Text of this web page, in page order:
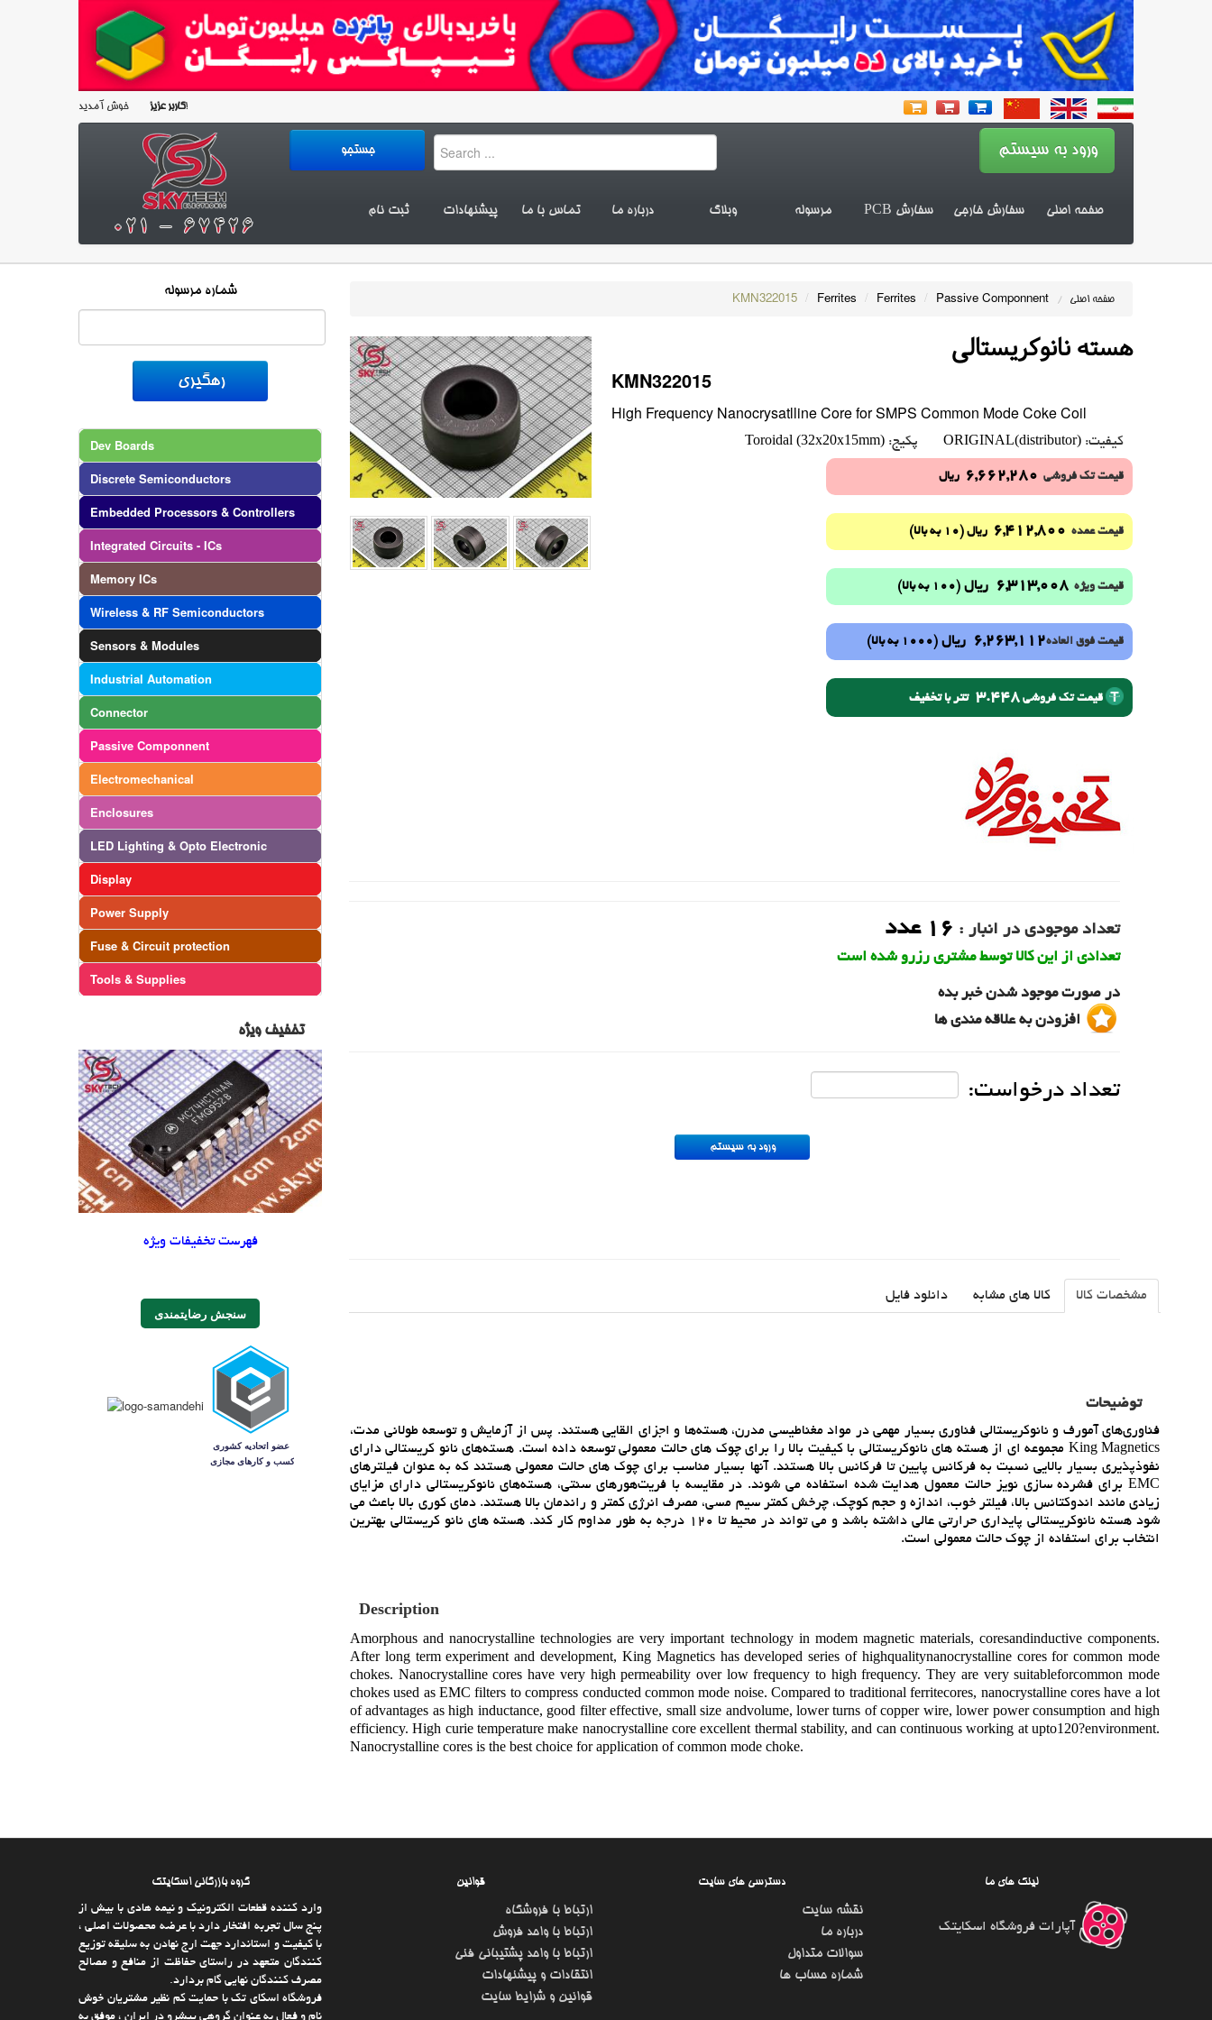
کاربر عزیزخوش آمدید!
صفحه اصلی سفارش خارجی سفارش PCB مرسوله وبلاگ درباره ما تماس با ما پیشنهادات ثبت نام
شماره مرسوله
Dev Boards
Discrete Semiconductors
Embedded Processors & Controllers
Integrated Circuits - ICs
Memory ICs
Wireless & RF Semiconductors
Sensors & Modules
Industrial Automation
Connector
Passive Componnent
Electromechanical
Enclosures
LED Lighting & Opto Electronic
Display
Power Supply
Fuse & Circuit protection
Tools & Supplies
تخفیف ویژه
فهرست تخفیفات ویژه
سنجش رضایتمندی
صفحه اصلی /
Passive Componnent
/
Ferrites
/
Ferrites
/
KMN322015
هسته نانوکریستالی
KMN322015
High Frequency Nanocrysatlline Core for SMPS Common Mode Coke Coil
کیفیت: ORIGINAL(distributor) پکیج: Toroidal (32x20x15mm)
قیمت تک فروشی 6,662,280 ریال
قیمت عمده 6,412,800 ریال (10 به بالا)
قیمت ویژه 6,313,008 ریال (100 به بالا)
قیمت فوق العاده6,263,112 ریال (1000 به بالا)
قیمت تک فروشی 3.448 تتر با تخفیف
تعداد موجودی در انبار : 16 عدد
تعدادی از این کالا توسط مشتری رزرو شده است
در صورت موجود شدن خبر بده
افزودن به علاقه مندی ها
تعداد درخواست:
مشخصات کالا کالا های مشابه دانلود فایل
توضیحات
فناوري‌هاي آمورف و نانوکريستالي فناوري بسيار مهمي در مواد مغناطيسي مدرن، هسته‌ها و اجزاي القايي هستند. پس از آزمايش و توسعه طولاني مدت،
King Magnetics مجموعه اي از هسته هاي نانوکريستالي با کيفيت بالا را براي چوک هاي حالت معمولي توسعه داده است. هسته‌هاي نانو کريستالي داراي
نفوذپذيري بسيار بالايي نسبت به فرکانس پايين تا فرکانس بالا هستند. آنها بسيار مناسب براي چوک هاي حالت معمولي هستند که به عنوان فيلترهاي
EMC براي فشرده سازي نويز حالت معمول هدايت شده استفاده مي شوند. در مقايسه با فريت‌هورهاي سنتي، هسته‌هاي نانوکريستالي داراي مزاياي
زيادي مانند اندوکتانس بالا، فيلتر خوب، اندازه و حجم کوچک، چرخش کمتر سيم مسي، مصرف انرژي کمتر و راندمان بالا هستند. دماي کوري بالا باعث مي
شود هسته نانوکريستالي پايداري حرارتي عالي داشته باشد و مي تواند در محيط تا 120 درجه به طور مداوم کار کند. هسته هاي نانو کريستالي بهترين
انتخاب براي استفاده از چوک حالت معمولي است.
Description
Amorphous and nanocrystalline technologies are very important technology in modem magnetic materials, coresandinductive components.
After long term experiment and development, King Magnetics has developed series of highqualitynanocrystalline cores for common mode
chokes. Nanocrystalline cores have very high permeability over low frequency to high frequency. They are very suitableforcommon mode
chokes used as EMC filters to compress conducted common mode noise. Compared to traditional ferritecores, nanocrystalline cores have a lot
of advantages as high inductance, good filter effective, small size andvolume, lower turns of copper wire, lower power consumption and high
efficiency. High curie temperature make nanocrystalline core excellent thermal stability, and can continuous working at upto120?environment.
Nanocrystalline cores is the best choice for application of common mode choke.
گروه بازرگانی اسکایتک
وارد كننده قطعات الکترونیک و نیمه هادی با بیش از
پنج سال تجربه افتخار دارد با عرضه محصولات اصلی ،
با كیفیت و استاندارد جهت ارج نهادن به سلیقه توزیع
كنندگان متعهد در راستای حفاظت از منافع و مصالح
مصرف كنندگان نهایی گام بردارد.
فروشگاه اسکای تک با حمایت كم نظیر مشتریان خوش
قوانین
ارتباط با فروشگاه
ارتباط با واحد فروش
ارتباط با واحد پشتیبانی فنی
انتقادات و پیشنهادات
قوانین و شرایط سایت
دسترسی های سایت
نقشه سایت
درباره ما
سوالات متداول
شماره حساب ها
لینک های ما
آپارات فروشگاه اسکایتک